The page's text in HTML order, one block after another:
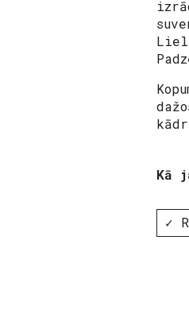
Kā
✓